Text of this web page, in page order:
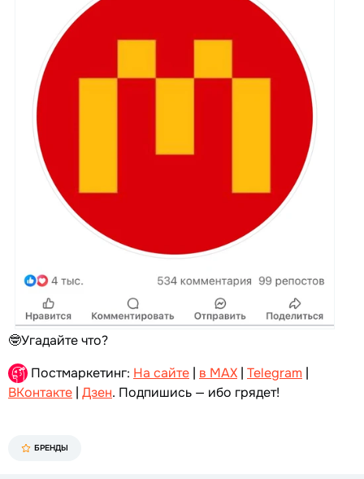
🤓Угадайте что?
Постмаркетинг: На сайте | в MAX | Telegram |
ВКонтакте | Дзен. Подпишись — ибо грядет!
БРЕНДЫ